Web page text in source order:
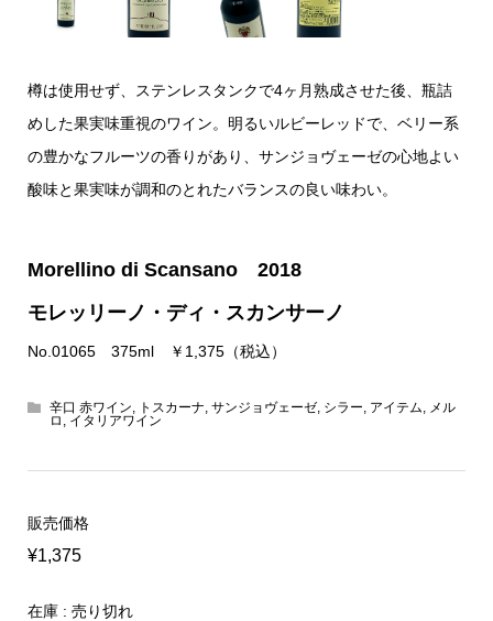
樽は使用せず、ステンレスタンクで4ヶ月熟成させた後、瓶詰
めした果実味重視のワイン。明るいルビーレッドで、ベリー系
の豊かなフルーツの香りがあり、サンジョヴェーゼの心地よい
酸味と果実味が調和のとれたバランスの良い味わい。
Morellino di Scansano 2018
モレッリーノ・ディ・スカンサーノ
No.01065 375ml ￥1,375（税込）
辛口 赤ワイン トスカーナ サンジョヴェーゼ, シラー アイテム
メル
ロ
イタリアワイン
販売価格
¥1,375
在庫 : 売り切れ